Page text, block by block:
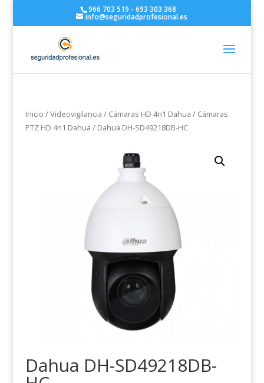
966 703 519 - 693 303 368
info@seguridadprofesional.es
Inicio /Videovigilancia / Cámaras HD 4n1 Dahua / Cámaras
PTZ HD 4n1 Dahua / Dahua DH-SD49218DB-HC
Dahua DH-SD49218DB-